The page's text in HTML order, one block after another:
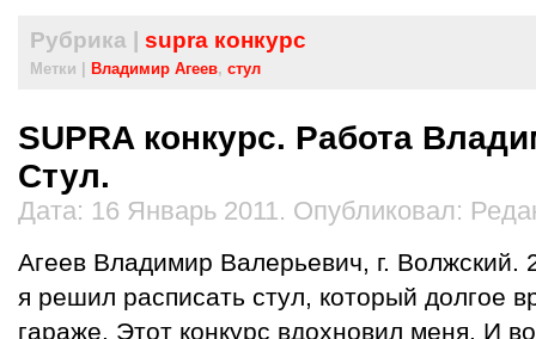
Рубрика | supra конкурс
Метки | Владимир Агеев, стул
SUPRA конкурс. Работа
Стул.
Дата: 16 Январь 2011. Опубликовал:
Агеев Владимир Валерьевич, г. Волжский.
я решил расписать стул, который долгое
гараже. Этот конкурс вдохновил меня. И